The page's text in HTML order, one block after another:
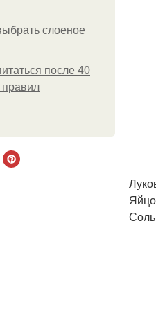
слоеное
после 40
правил